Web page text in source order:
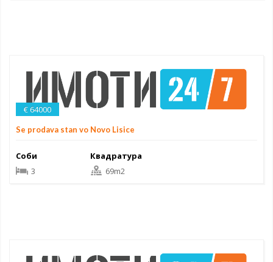
€ 64000
Se prodava stan vo Novo Lisice
Соби
3
Квадратура
69m2